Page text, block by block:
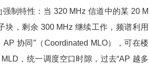
制特性：当 320 MHz 信道中的某 20 M
块，剩余 300 MHz 继续工作，频谱利用
协同”（Coordinated MLO），可在楼
，统一调度空口时隙，过去“AP 越多